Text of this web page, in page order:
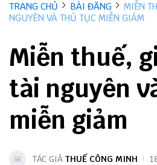
TRANG CHỦ BÀI ĐĂNG
MIỄN
NGUYÊN VÀ THỦ TỤC MIỄN GIẢM
Miễn thuế,
tài nguyên
miễn giảm
TÁC GIẢ THUẾ CÔNG MINH